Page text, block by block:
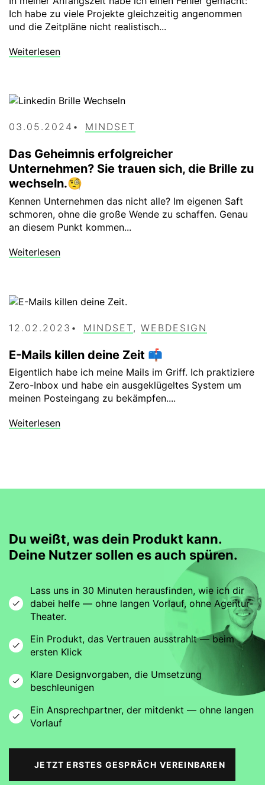
Ich habe zu viele Projekte gleichzeitig angenommen
und die Zeitpläne nicht realistisch...
Weiterlesen
03.05.2024 MINDSET
Das Geheimnis erfolgreicher
Unternehmen? Sie trauen sich, die Brille zu
wechseln.🧐
Kennen Unternehmen das nicht alle? Im eigenen Saft
schmoren, ohne die große Wende zu schaffen. Genau
an diesem Punkt kommen...
Weiterlesen
12.02.2023 MINDSET, WEBDESIGN
E-Mails killen deine Zeit 📫
Eigentlich habe ich meine Mails im Griff. Ich praktiziere
Zero-Inbox und habe ein ausgeklügeltes System um
meinen Posteingang zu bekämpfen....
Weiterlesen
Du weißt, was dein Produkt kann.
Deine Nutzer sollen es auch spüren.
Lass uns in 30 Minuten herausfinden, wie ich dir
dabei helfe — ohne langen Vorlauf, ohne Agentur-
Theater.
Ein Produkt, das Vertrauen ausstrahlt — beim
ersten Klick
Klare Designvorgaben, die Umsetzung
beschleunigen
Ein Ansprechpartner, der mitdenkt — ohne langen
Vorlauf
JETZT ERSTES GESPRÄCH VEREINBAREN